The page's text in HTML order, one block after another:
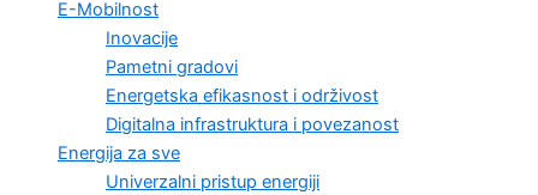
E-Mobilnost
Inovacije
Pametni gradovi
Energetska efikasnost i održivost
Digitalna infrastruktura i povezanost
Energija za sve
Univerzalni pristup energiji